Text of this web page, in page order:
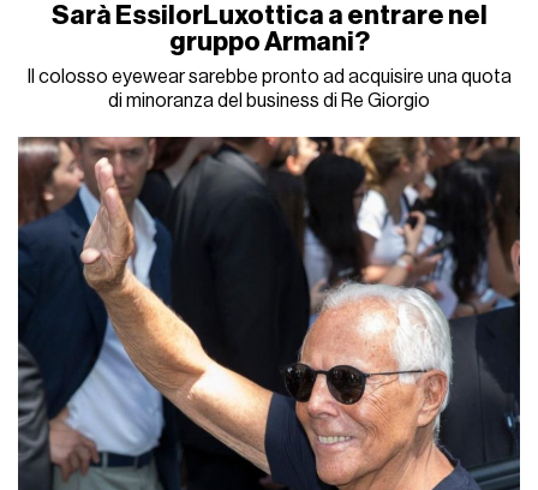
Sarà EssilorLuxottica a entrare nel
gruppo Armani?
Il colosso eyewear sarebbe pronto ad acquisire una quota
di minoranza del business di Re Giorgio